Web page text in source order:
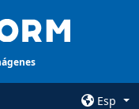
Esp